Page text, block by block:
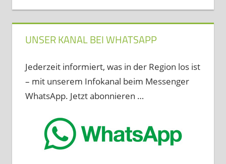
UNSER KANAL BEI WHATSAPP
Jederzeit informiert, was in der Region los ist
– mit unserem Infokanal beim Messenger
WhatsApp. Jetzt abonnieren …